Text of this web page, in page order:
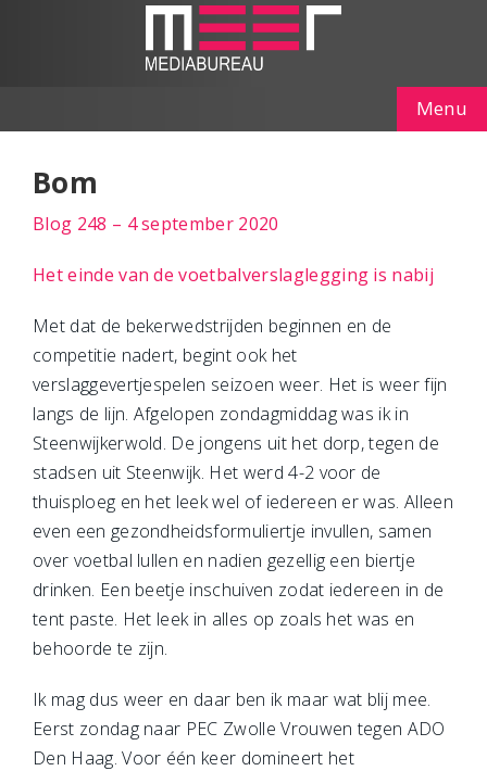
Menu
Bom
Blog 248 – 4 september 2020
Het einde van de voetbalverslaglegging is nabij
Met dat de bekerwedstrijden beginnen en de
competitie nadert, begint ook het
verslaggevertjespelen seizoen weer. Het is weer fijn
langs de lijn. Afgelopen zondagmiddag was ik in
Steenwijkerwold. De jongens uit het dorp, tegen de
stadsen uit Steenwijk. Het werd 4-2 voor de
thuisploeg en het leek wel of iedereen er was. Alleen
even een gezondheidsformuliertje invullen, samen
over voetbal lullen en nadien gezellig een biertje
drinken. Een beetje inschuiven zodat iedereen in de
tent paste. Het leek in alles op zoals het was en
behoorde te zijn.
Ik mag dus weer en daar ben ik maar wat blij mee.
Eerst zondag naar PEC Zwolle Vrouwen tegen ADO
Den Haag. Voor één keer domineert het